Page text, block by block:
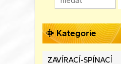
Kategorie
ZAVÍRACÍ-SPÍNACÍ